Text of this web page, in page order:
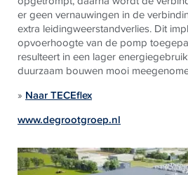
er geen vernauwingen in de
extra leidingweerstandverlies. Dit
opvoerhoogte van de pomp
resulteert in een lager
duurzaam bouwen mooi
» Naar TECEflex
www.degrootgroep.nl